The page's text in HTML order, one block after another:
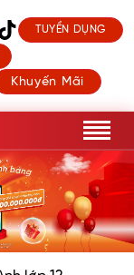
Khuyến Mãi
TUYỂN DỤNG